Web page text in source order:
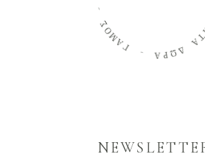
Γ
Α
Μ
Ο
Σ
Τ
Α
Δ
Ω
Ρ
Α
-